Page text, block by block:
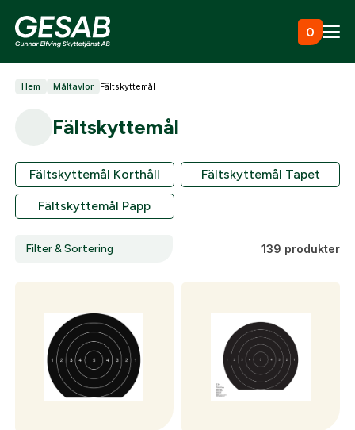
0
Ammunition
Utrustning
Jaktkläder & skor
Vapen
Hem Måltavlor Fältskyttemål
Fältskyttemål
Fältskyttemål Korthåll Fältskyttemål Tapet
Fältskyttemål Papp
Filter & Sortering 139 produkter